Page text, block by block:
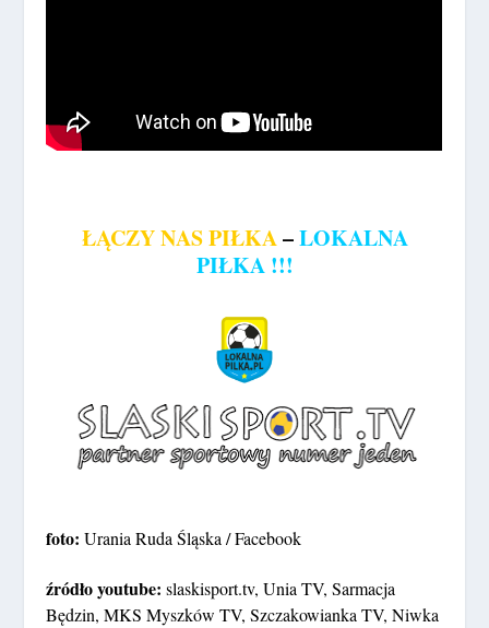
ŁĄCZY NAS PIŁKA–LOKALNA
PIŁKA !!!
foto: Urania Ruda Śląska / Facebook
źródło youtube: slaskisport.tv, Unia TV, Sarmacja
Będzin, MKS Myszków TV, Szczakowianka TV, Niwka